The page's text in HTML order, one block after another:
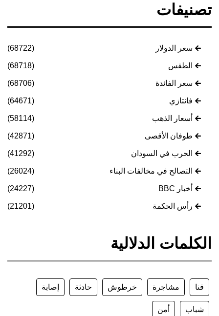
تصنيفات
سعر الدولار (68722)
الطقس (68718)
سعر الفائدة (68706)
فانتازي (64671)
أسعار الذهب (58114)
طوفان الأقصى (42871)
الحرب في السودان (41292)
التصالح في مخالفات البناء (26024)
أخبار BBC (24227)
رأس الحكمة (21201)
الكلمات الدلالية
قنا مشاجرة خرطوش حادثة إصابة
شباب أمن